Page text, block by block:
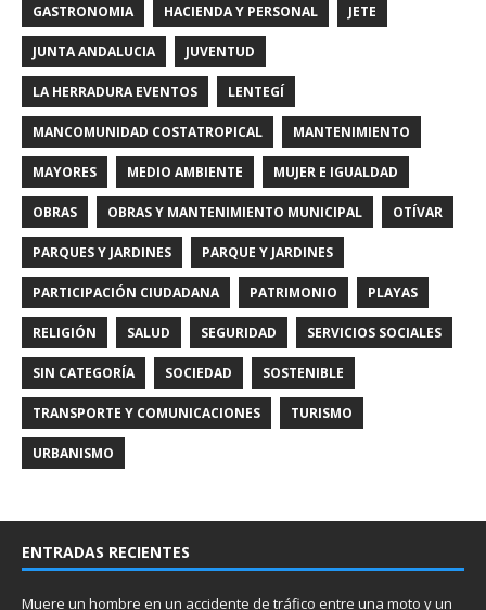
GASTRONOMIA HACIENDA Y PERSONAL JETE
JUNTA ANDALUCIA JUVENTUD
LA HERRADURA EVENTOS LENTEGÍ
MANCOMUNIDAD COSTATROPICAL MANTENIMIENTO
MAYORES MEDIO AMBIENTE MUJER E IGUALDAD
OBRAS OBRAS Y MANTENIMIENTO MUNICIPAL OTÍVAR
PARQUES Y JARDINES PARQUE Y JARDINES
PARTICIPACIÓN CIUDADANA PATRIMONIO PLAYAS
RELIGIÓN SALUD SEGURIDAD SERVICIOS SOCIALES
SIN CATEGORÍA SOCIEDAD SOSTENIBLE
TRANSPORTE Y COMUNICACIONES TURISMO
URBANISMO
ENTRADAS RECIENTES
Muere un hombre en un accidente de tráfico entre una moto y un